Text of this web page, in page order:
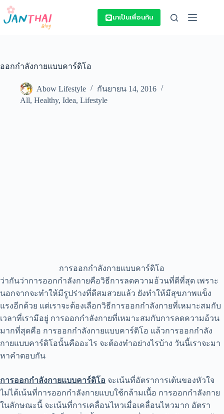
Skip
content
มาเป็นเพื่อนกัน
ออกกําลังกายแบบคาร์ดิโอ
Abow Lifestyle
กันยายน 14, 2016
All, Healthy, Idea, Lifestyle
การออกกำลังกายแบบคาร์ดิโอ
ว่ากันว่าการออกกำลังกายคือวิธีการลดความอ้วนที่ดีที่สุด เพราะ
นอกจากจะทำให้มีรูปร่างที่ดีสมสวยแล้ว ยังทำให้มีสุขภาพแข็ง
แรงอีกด้วย แต่เราจะต้องเลือกวิธีการออกกำลังกายที่เหมาะสมกับ
เวลาที่เรามีอยู่ การออกกำลังกายที่เหมาะสมกับการลดความอ้วน
มากที่สุดคือ การออกกำลังกายแบบคาร์ดิโอ แล้วการออกกำลัง
กายแบบคาร์ดิโอนั้นคืออะไร จะต้องทำอย่างไรบ้าง วันนี้เราจะมา
หาคำตอบกัน
การออกกำลังกายแบบคาร์ดิโอ จะเน้นที่อัตราการเต้นของหัวใจ
ไม่ได้เน้นที่การออกกำลังกายแบบใช้กล้ามเนื้อ การออกกำลังกาย
ในลักษณะนี้ จะเน้นที่การเคลื่อนไหวเมื่อเคลื่อนไหวมาก อัตรา